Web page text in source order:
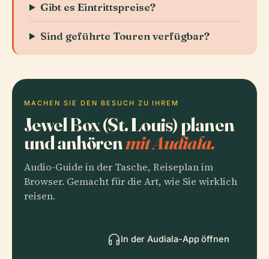
Gibt es Eintrittspreise?
Sind geführte Touren verfügbar?
MACHEN SIE DEN BESUCH ZU IHREM
Jewel Box (St. Louis) planen
und anhörenmit Audiala.
Audio-Guide in der Tasche, Reiseplan im
Browser. Gemacht für die Art, wie Sie wirklich
reisen.
In der Audiala-App öffnen